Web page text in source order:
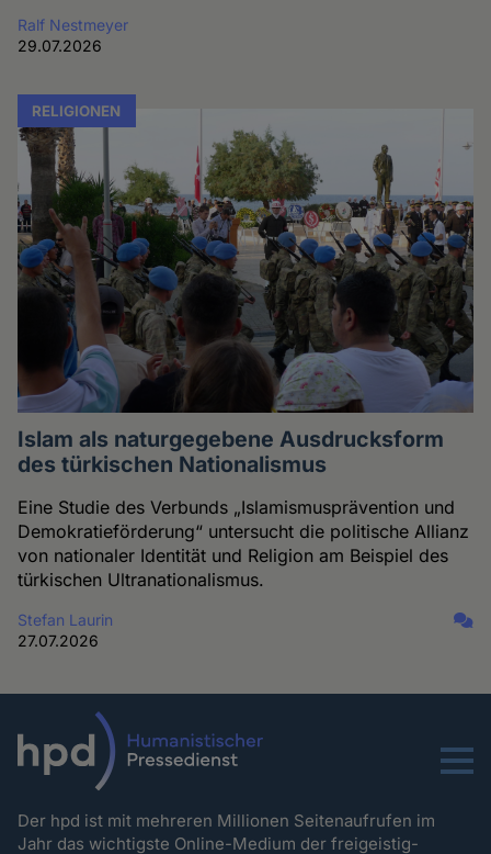
Ralf Nestmeyer
29.07.2026
RELIGIONEN
Islam als naturgegebene Ausdrucksform
des türkischen Nationalismus
Eine Studie des Verbunds „Islamismusprävention und
Demokratieförderung“ untersucht die politische Allianz
von nationaler Identität und Religion am Beispiel des
türkischen Ultranationalismus.
Stefan Laurin
27.07.2026
Menu
Der hpd ist mit mehreren Millionen Seitenaufrufen im
Jahr das wichtigste Online-Medium der freigeistig-